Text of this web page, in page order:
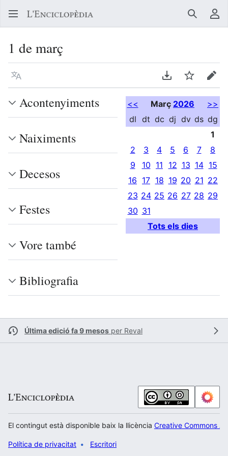
Buscar
1 de març
Llegir en un atre idioma Descarregar en
Vigilar
<< Març 2026
>>
dl dt dc dj dv ds dg
1
2
3 4 5 6 7
8
9
10 11 12 13 14 15
16 17 18 19 20 21 22
23 24 25 26 27 28 29
30 31
Tots els dies
Acontenyiments
Naiximents
Decesos
Festes
Vore també
Bibliografia
Última edició fa 9 mesos per Reval
El contingut està disponible baix la llicència Creative Commons
Política de privacitat Escritori